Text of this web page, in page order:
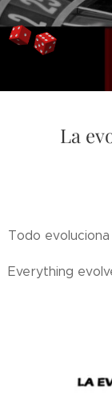
La
Todo
Everything